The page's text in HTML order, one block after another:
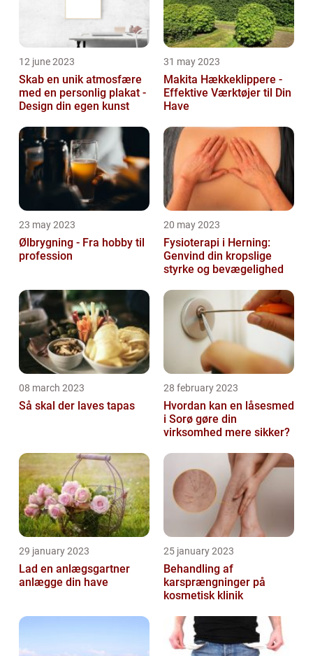
12 june 2023
Skab en unik atmosfære
med en personlig plakat -
Design din egen kunst
31 may 2023
Makita Hækkeklippere -
Effektive Værktøjer til Din
Have
23 may 2023
Ølbrygning - Fra hobby til
profession
20 may 2023
Fysioterapi i Herning:
Genvind din kropslige
styrke og bevægelighed
08 march 2023
Så skal der laves tapas
28 february 2023
Hvordan kan en låsesmed
i Sorø gøre din
virksomhed mere sikker?
29 january 2023
Lad en anlægsgartner
anlægge din have
25 january 2023
Behandling af
karsprængninger på
kosmetisk klinik